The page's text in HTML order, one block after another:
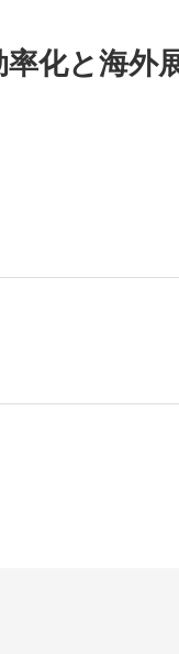
化と海外